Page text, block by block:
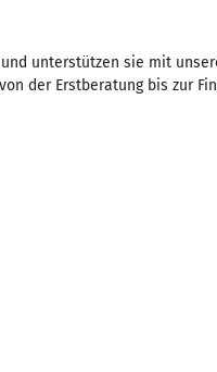
unterstützen sie mit
der Erstberatung bis zur